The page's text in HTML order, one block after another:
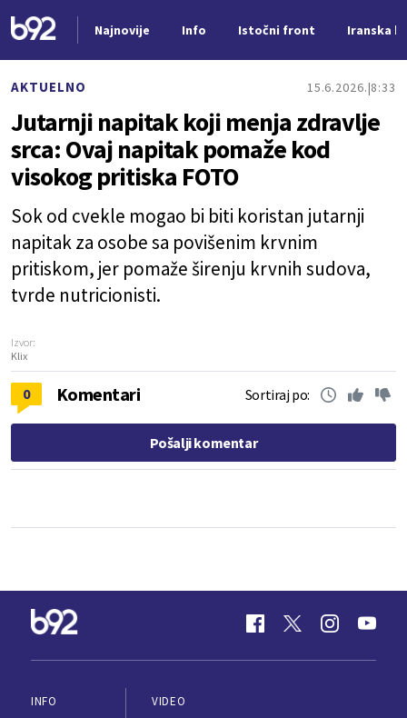
Najnovije Info Istočni front Iranska
AKTUELNO 15.6.2026. 8:33
Jutarnji napitak koji menja zdravlje
srca: Ovaj napitak pomaže kod
visokog pritiska FOTO
Sok od cvekle mogao bi biti koristan jutarnji
napitak za osobe sa povišenim krvnim
pritiskom, jer pomaže širenju krvnih sudova,
tvrde nutricionisti.
Izvor:
Klix
0 Komentari Sortiraj po:
Pošalji komentar
INFO
VIDEO